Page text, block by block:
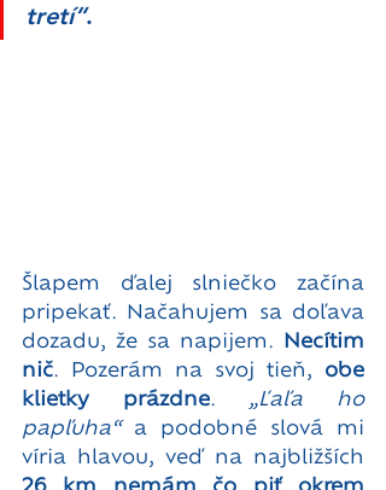
tretí“.
Šlapem ďalej slniečko začína
pripekať. Načahujem sa doľava
dozadu, že sa napijem.
Necítim
nič. Pozerám na svoj tieň, obe
klietky prázdne. „Ľaľa ho
papľuha“ a podobné slová mi
26 km nemám čo piť okrem